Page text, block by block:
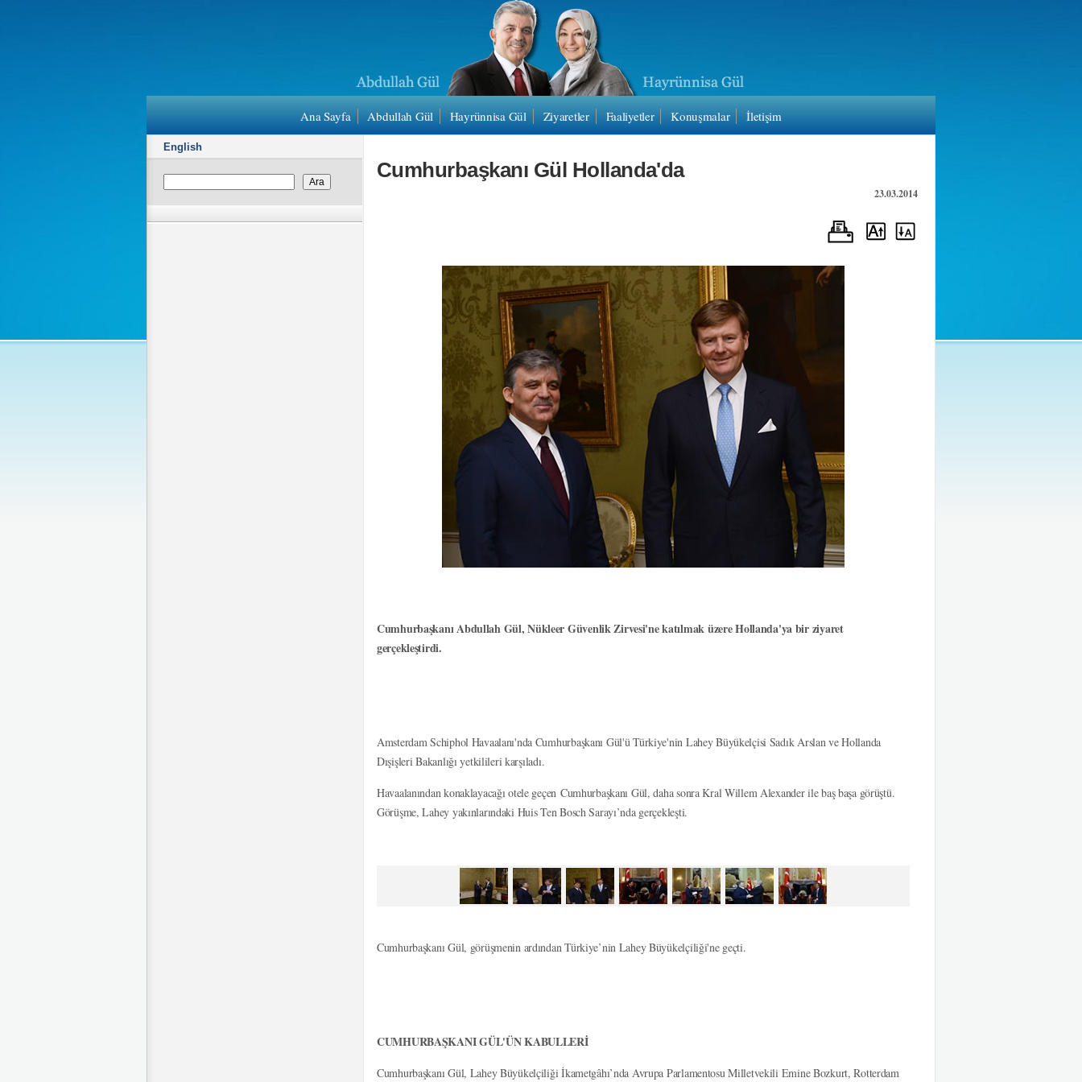
Ana Sayfa Abdullah Gül Hayrünnisa Gül Ziyaretler Faaliyetler Konuşmalar İletişim
English
Cumhurbaşkanı Gül Hollanda'da
23.03.2014
Cumhurbaşkanı Abdullah Gül, Nükleer Güvenlik Zirvesi'ne katılmak üzere Hollanda'ya bir ziyaret
gerçekleştirdi.
Amsterdam Schiphol Havaalanı'nda Cumhurbaşkanı Gül'ü Türkiye'nin Lahey Büyükelçisi Sadık Arslan ve Hollanda
Dışişleri Bakanlığı yetkilileri karşıladı.
Havaalanından konaklayacağı otele geçen Cumhurbaşkanı Gül, daha sonra Kral Willem Alexander ile baş başa görüştü.
Görüşme, Lahey yakınlarındaki Huis Ten Bosch Sarayı’nda gerçekleşti.
Cumhurbaşkanı Gül, görüşmenin ardından Türkiye’nin Lahey Büyükelçiliği'ne geçti.
CUMHURBAŞKANI GÜL'ÜN KABULLERİ
Cumhurbaşkanı Gül, Lahey Büyükelçiliği İkametgâhı’nda Avrupa Parlamentosu Milletvekili Emine Bozkurt, Rotterdam